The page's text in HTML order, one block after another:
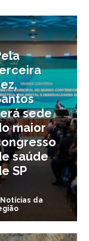
sede
maior
saúde
SP
da
10/08/2025